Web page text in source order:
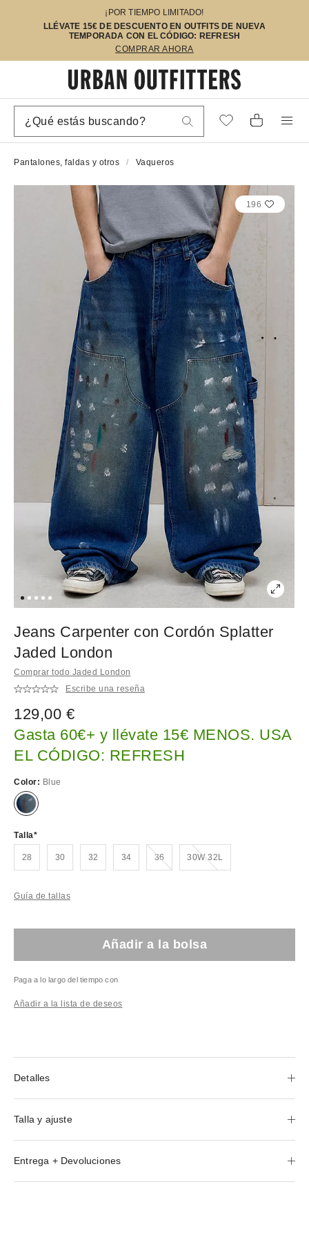
¡POR TIEMPO LIMITADO!
LLÉVATE 15€ DE DESCUENTO EN OUTFITS DE NUEVA
TEMPORADA CON EL CÓDIGO: REFRESH
COMPRAR AHORA
Pantalones, faldas y otros Vaqueros
196
Jeans Carpenter con Cordón Splatter
Jaded London
Comprar todo Jaded London
Escribe una reseña
129,00 €
Gasta 60€+ y llévate 15€ MENOS. USA
EL CÓDIGO: REFRESH
Color: Blue
Talla
28 30 32 34 36¡Agotado!30W 32L¡Agotado!
Guía de tallas
Añadir a la bolsa
Paga a lo largo del tiempo con
Añadir a la lista de deseos
Detalles
Talla y ajuste
Entrega + Devoluciones